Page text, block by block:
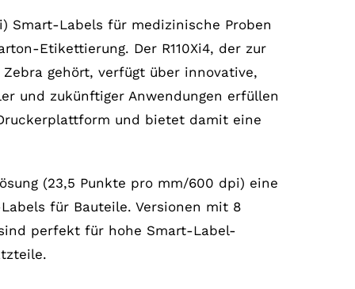
Smart-Labels für medizinische Proben
Etikettierung. Der R110Xi4, der zur
gehört, verfügt über innovative,
und zukünftiger Anwendungen erfüllen
und bietet damit eine
(23,5 Punkte pro mm/600 dpi) eine
für Bauteile. Versionen mit 8
perfekt für hohe Smart-Label-